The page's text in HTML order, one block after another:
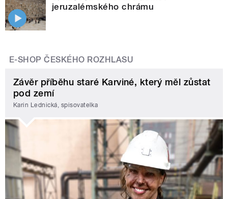
jeruzalémského chrámu
E-SHOP ČESKÉHO ROZHLASU
Závěr příběhu staré Karviné, který měl zůstat
pod zemí
Karin Lednická, spisovatelka